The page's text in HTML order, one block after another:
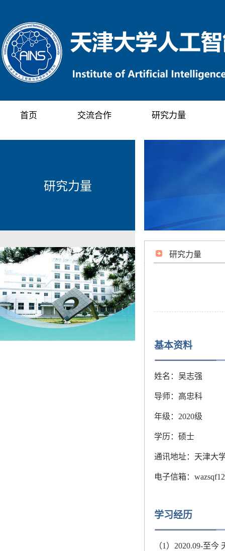
首页 交流合作 研究力量
研究力量
研究力量
基本资料
姓名： 吴志强
导师：高忠科
年级：2020级
学历：硕士
通讯地址： 天津大
电子信箱：
学习经历
（1） 2020.09-至今